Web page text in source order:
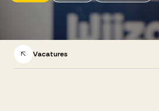
Vacatures
Successen
Vacatures